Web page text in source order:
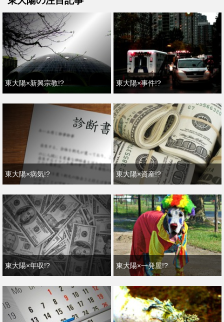
東大陽×新興宗教!? 東大陽×事件!?
東大陽×病気!? 東大陽×資産!?
東大陽×年収!? 東大陽×一発屋!?